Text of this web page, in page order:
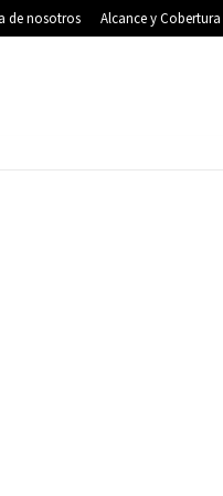
de nosotros Alcance y Cobertura